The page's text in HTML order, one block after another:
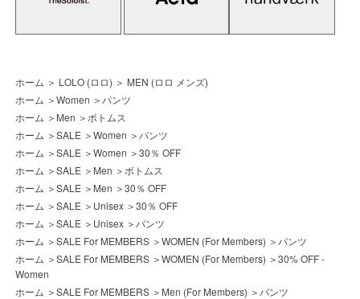
ホーム ＞ LOLO (ロロ) ＞ MEN (ロロ メンズ)
ホーム ＞Women ＞ パンツ
ホーム ＞ Men ＞ ボトムス
ホーム ＞SALE ＞Women ＞ パンツ
ホーム ＞SALE ＞Women ＞30％ OFF
ホーム ＞SALE ＞ Men ＞ ボトムス
ホーム ＞SALE ＞ Men ＞30％ OFF
ホーム ＞SALE ＞ Unisex ＞30％ OFF
ホーム ＞SALE ＞ Unisex ＞ パンツ
ホーム ＞SALE For MEMBERS ＞WOMEN (For Members) ＞ パンツ
ホーム ＞SALE For MEMBERS ＞WOMEN (For Members) ＞30% OFF -
Women
ホーム ＞SALE For MEMBERS ＞ Men (For Members) ＞ パンツ